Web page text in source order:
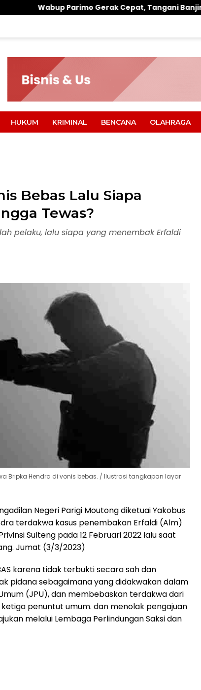
Parimo Gerak Cepat, Tangani Banjir di Desa Air Panas
HUKUM KRIMINAL BENCANA OLAHRAGA
Bebas Lalu Siapa
Tewas?
pelaku, lalu siapa yang menembak Erfaldi
Bripka Hendra di vonis bebas. / Ilustrasi tangkapan layar
Negeri Parigi Moutong diketuai Yakobus
terdakwa kasus penembakan Erfaldi (Alm)
Sulteng pada 12 Februari 2022 lalu saat
Jumat (3/3/2023)
karena tidak terbukti secara sah dan
pidana sebagaimana yang didakwakan dalam
(JPU), dan membebaskan terdakwa dari
penuntut umum. dan menolak pengajuan
melalui Lembaga Perlindungan Saksi dan